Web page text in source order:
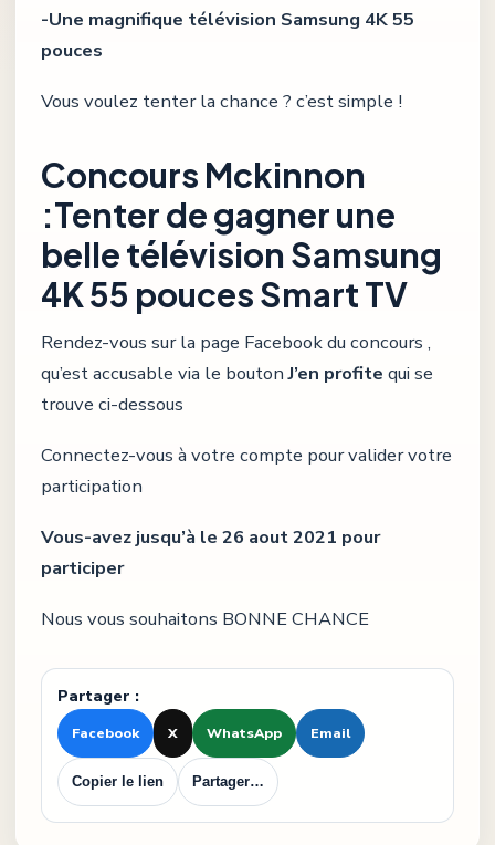
-Une magnifique télévision Samsung 4K 55
pouces
Vous voulez tenter la chance ? c’est simple !
Concours Mckinnon
:Tenter de gagner une
belle télévision Samsung
4K 55 pouces Smart TV
Rendez-vous sur la page Facebook du concours ,
qu’est accusable via le boutonJ’en profite qui se
trouve ci-dessous
Connectez-vous à votre compte pour valider votre
participation
Vous-avez jusqu’à le 26 aout 2021 pour
participer
Nous vous souhaitons BONNE CHANCE
Partager :
Facebook X WhatsApp Email
Copier le lien Partager…